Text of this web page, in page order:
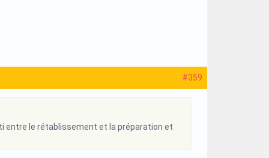
#359
entre le rétablissement et la préparation et